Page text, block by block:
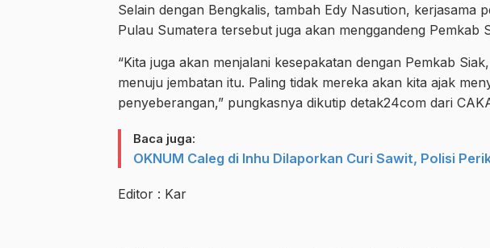
Selain dengan Bengkalis, tambah Edy Nasution, kerjasama
Pulau Sumatera tersebut juga akan menggandeng Pemkab
“Kita juga akan menjalani kesepakatan dengan Pemkab
menuju jembatan itu. Paling tidak mereka akan kita ajak
penyeberangan,” pungkasnya dikutip detak24com dari
Baca juga:
OKNUM Caleg di Inhu Dilaporkan Curi Sawit, Polisi
Editor : Kar